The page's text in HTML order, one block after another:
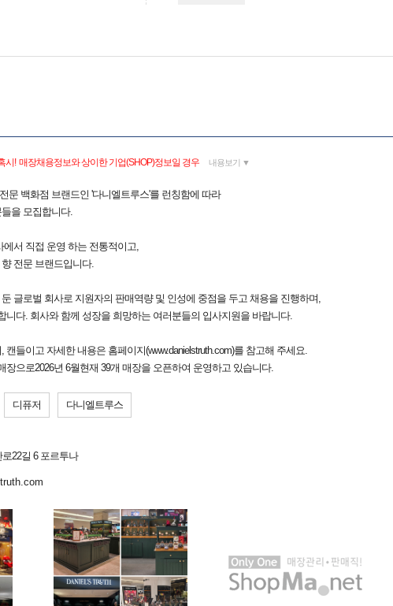
시! 매장채용정보와 상이한 기업(SHOP)정보일 경우 내용보기 ▼
문 백화점 브랜드인 '다니엘트루스'를 런칭함에 따라
을 모집합니다.
서 직접 운영 하는 전통적이고,
전문 브랜드입니다.
글로벌 회사로 지원자의 판매역량 및 인성에 중점을 두고 채용을 진행하며,
니다. 회사와 함께 성장을 희망하는 여러분들의 입사지원을 바랍니다.
들이고 자세한 내용은 홈페이지(www.danielstruth.com)를 참고해 주세요.
장으로2026년 6월현재 39개 매장을 오픈하여 운영하고 있습니다.
디퓨저 다니엘트루스
22길 6 포르투나